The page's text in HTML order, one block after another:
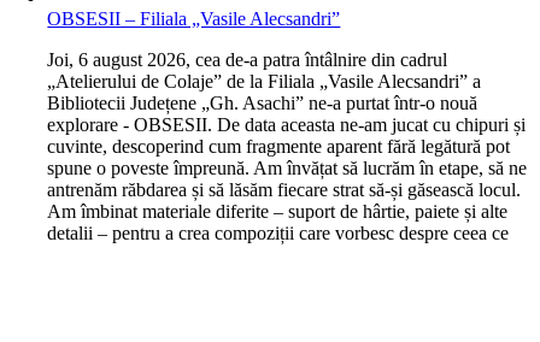
OBSESII – Filiala „Vasile Alecsandri”
Joi, 6 august 2026, cea de-a patra întâlnire din cadrul
„Atelierului de Colaje” de la Filiala „Vasile Alecsandri” a
Bibliotecii Județene „Gh. Asachi” ne-a purtat într-o nouă
explorare - OBSESII. De data aceasta ne-am jucat cu chipuri și
cuvinte, descoperind cum fragmente aparent fără legătură pot
spune o poveste împreună. Am învățat să lucrăm în etape, să ne
antrenăm răbdarea și să lăsăm fiecare strat să-și găsească locul.
Am îmbinat materiale diferite – suport de hârtie, paiete și alte
detalii – pentru a crea compoziții care vorbesc despre ceea ce